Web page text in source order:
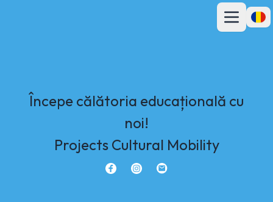
Deschideți
Începe călătoria educațională cu
noi!
Projects Cultural Mobility